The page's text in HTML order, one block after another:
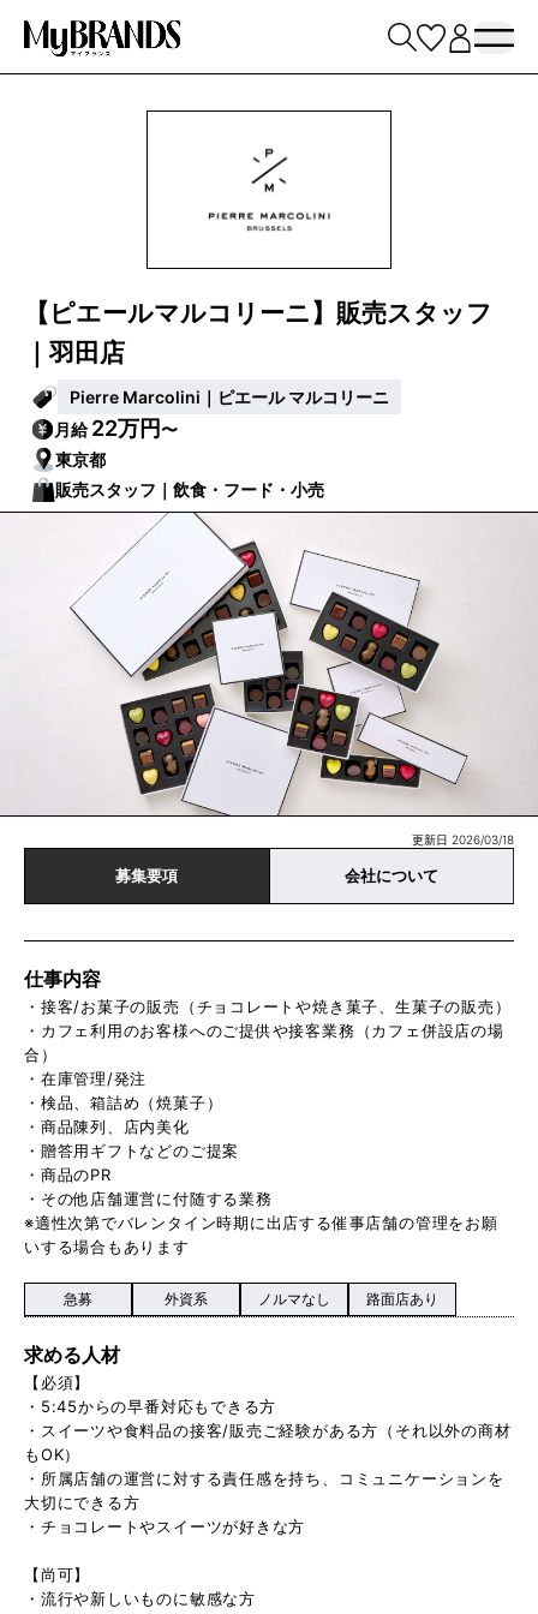
【ピエールマルコリーニ】販売スタッフ
｜羽田店
Pierre Marcolini｜ピエール マルコリーニ
月給22万円〜
東京都
販売スタッフ｜飲食・フード・小売
更新日 2026/03/18
募集要項 会社について
仕事内容
・接客/お菓子の販売（チョコレートや焼き菓子、生菓子の販売）
・カフェ利用のお客様へのご提供や接客業務（カフェ併設店の場
合）
・在庫管理/発注
・検品、箱詰め（焼菓子）
・商品陳列、店内美化
・贈答用ギフトなどのご提案
・商品のPR
・その他店舗運営に付随する業務
※適性次第でバレンタイン時期に出店する催事店舗の管理をお願
いする場合もあります
急募 外資系 ノルマなし 路面店あり
求める人材
【必須】
・5:45からの早番対応もできる方
・スイーツや食料品の接客/販売ご経験がある方（それ以外の商材
もOK）
・所属店舗の運営に対する責任感を持ち、コミュニケーションを
大切にできる方
・チョコレートやスイーツが好きな方
【尚可】
・流行や新しいものに敏感な方